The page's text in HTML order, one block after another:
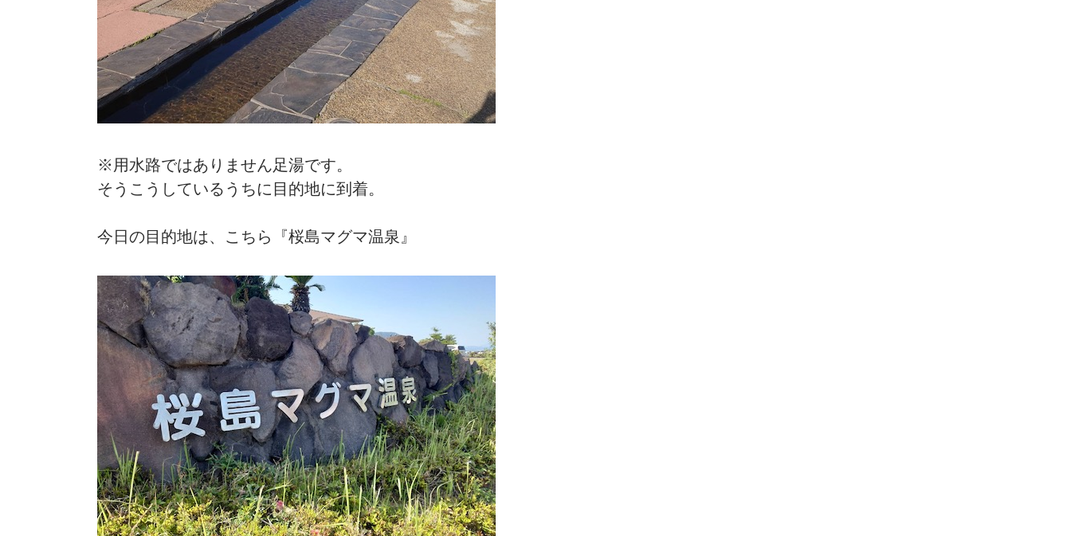
※用水路ではありません足湯です。
そうこうしているうちに目的地に到着。
今日の目的地は、こちら『桜島マグマ温泉』